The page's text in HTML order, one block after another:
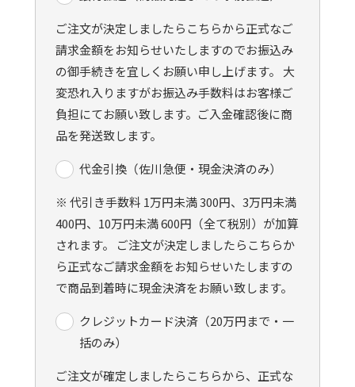
ご注文が決定しましたらこちらから正式なご
請求金額をお知らせいたしますのでお振込み
の御手続きを宜しくお願い申し上げます。 大
変恐れ入りますがお振込み手数料はお客様ご
負担にてお願い致します。ご入金確認後に商
品を発送致します。
代金引換（佐川急便・現金決済のみ）
※ 代引き手数料 1万円未満 300円、3万円未満
400円、10万円未満 600円（全て税別）が加算
されます。 ご注文が決定しましたらこちらか
ら正式なご請求金額をお知らせいたしますの
で商品到着時に現金決済をお願い致します。
クレジットカード決済（20万円まで・一
括のみ）
ご注文が確定しましたらこちらから、正式な